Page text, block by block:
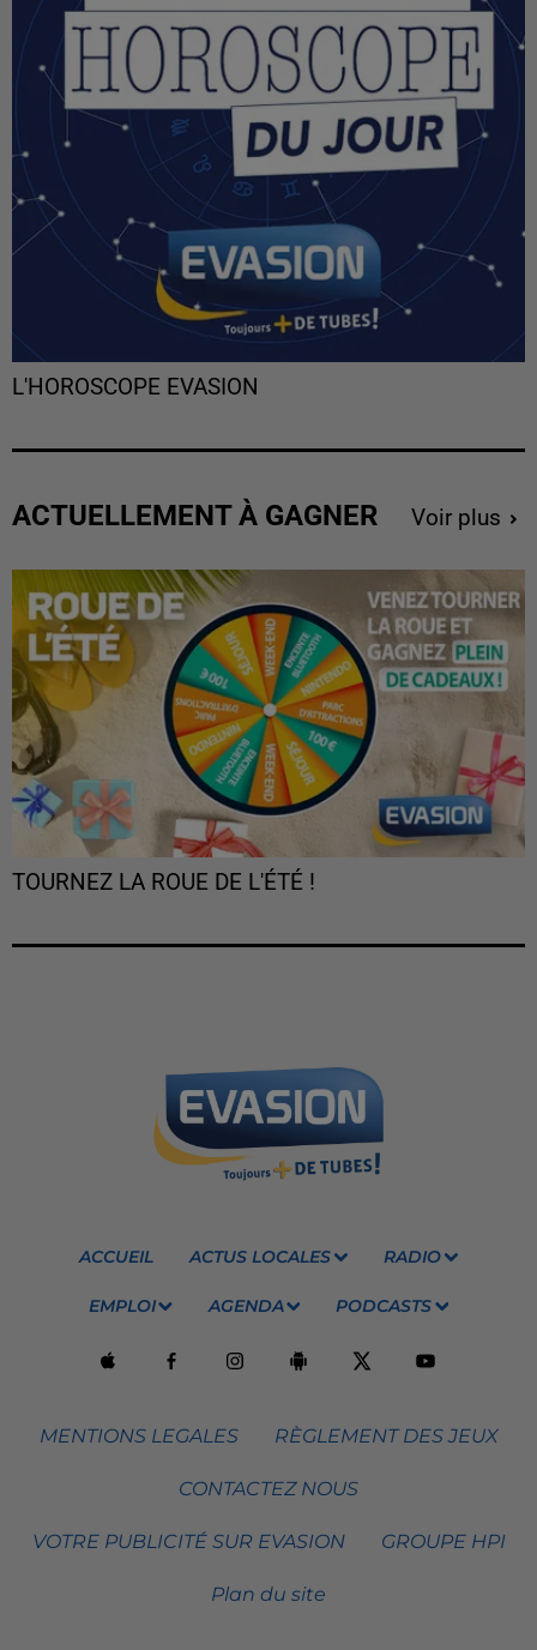
L'HOROSCOPE EVASION
ACTUELLEMENT À GAGNER Voir plus
TOURNEZ LA ROUE DE L'ÉTÉ !
ACCUEIL ACTUS LOCALES RADIO
EMPLOI AGENDA PODCASTS
MENTIONS LEGALES RÈGLEMENT DES JEUX
CONTACTEZ NOUS
VOTRE PUBLICITÉ SUR EVASION GROUPE HPI
Plan du site